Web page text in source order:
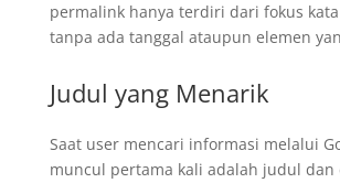
permalink hanya terdiri dari fokus
tanpa ada tanggal ataupun elemen
Judul yang Menarik
Saat user mencari informasi melalui
muncul pertama kali adalah judul dan